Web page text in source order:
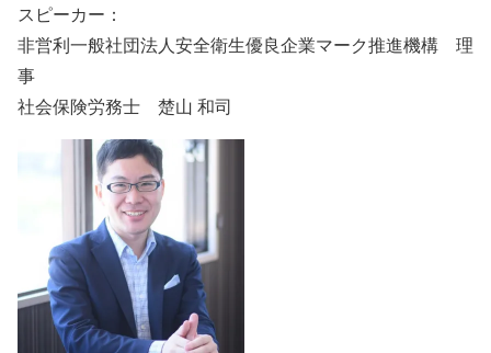
スピーカー：
非営利一般社団法人安全衛生優良企業マーク推進機構 理
事
社会保険労務士 楚山 和司